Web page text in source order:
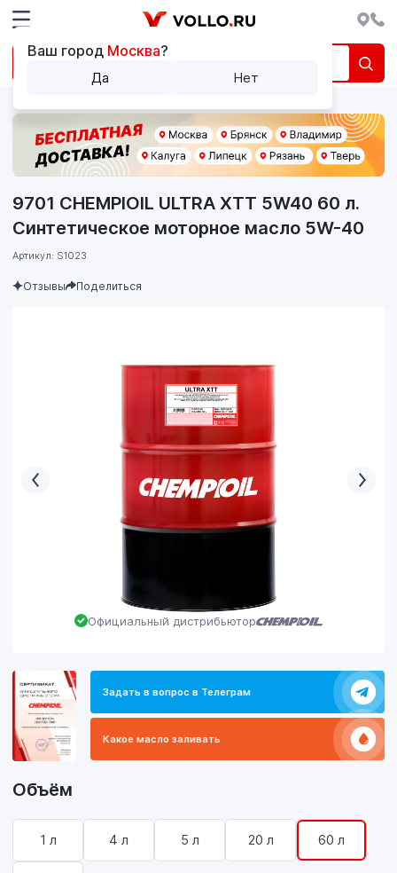
Официальный дистрибьютор
Задать в вопрос в Телеграм
Какое масло заливать
9701 CHEMPIOIL ULTRA XTT 5W40 60 л.
Синтетическое моторное масло 5W-40
Артикул: S1023
Отзывы Поделиться
Объём
1 л 4 л 5 л 20 л 60 л
Ваш город Москва?
Да Нет